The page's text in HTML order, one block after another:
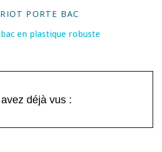
PORTE BAC
en plastique robuste
déjà vus :